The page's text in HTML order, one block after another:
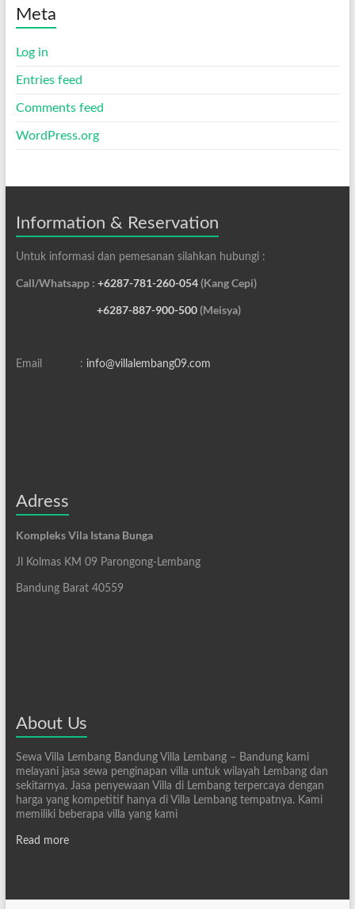
Meta
Log in
Entries feed
Comments feed
WordPress.org
Information & Reservation
Untuk informasi dan pemesanan silahkan hubungi :
Call/Whatsapp : +6287-781-260-054(Kang Cepi)
+6287-887-900-500(Meisya)
Email : info@villalembang09.com
Adress
Kompleks Vila Istana Bunga
Jl Kolmas KM 09 Parongong-Lembang
Bandung Barat 40559
About Us
Sewa Villa Lembang Bandung Villa Lembang – Bandung kami
melayani jasa sewa penginapan villa untuk wilayah Lembang dan
sekitarnya. Jasa penyewaan Villa di Lembang terpercaya dengan
harga yang kompetitif hanya di Villa Lembang tempatnya. Kami
memiliki beberapa villa yang kami
Read more